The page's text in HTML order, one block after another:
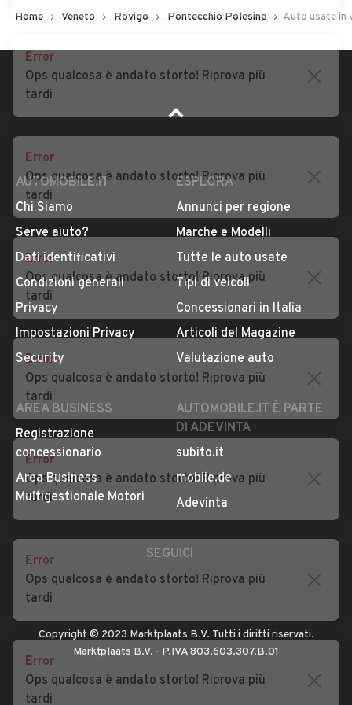
AUTOMOBILE.IT
Chi Siamo
Serve aiuto?
Dati identificativi
Condizioni generali
Privacy
Impostazioni Privacy
Security
ESPLORA
Annunci per regione
Marche e Modelli
Tutte le auto usate
Tipi di veicoli
Concessionari in Italia
Articoli del Magazine
Valutazione auto
AREA BUSINESS
Registrazione
concessionario
Area Business
AUTOMOBILE.IT È PARTE
DI ADEVINTA
subito.it
mobile.de
SEGUICI
Copyright © 2023 Marktplaats B.V. Tutti i diritti riservati.
Marktplaats B.V. - P.IVA 803.603.307.B.01
Error
Ops qualcosa è andato storto! Riprova più
tardi
Error
Ops qualcosa è andato storto! Riprova più
tardi
Error
Ops qualcosa è andato storto! Riprova più
tardi
Error
Ops qualcosa è andato storto! Riprova più
tardi
Error
Ops qualcosa è andato storto! Riprova più
tardi
Error
Ops qualcosa è andato storto! Riprova più
tardi
Error
Ops qualcosa è andato storto! Riprova più
tardi